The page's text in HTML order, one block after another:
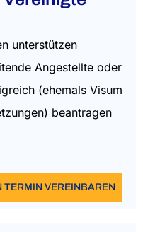
unterstützen
Angestellte oder
(ehemals Visum
beantragen
TERMIN VEREINBAREN